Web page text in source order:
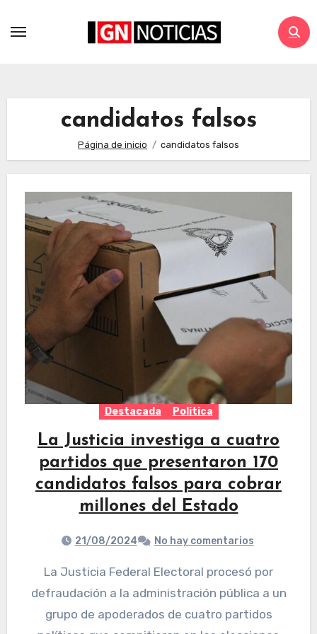
candidatos falsos
Página de inicio candidatos falsos
Destacada Politica
La Justicia investiga a cuatro
partidos que presentaron 170
candidatos falsos para cobrar
millones del Estado
21/08/2024 No hay comentarios
La Justicia Federal Electoral procesó por
defraudación a la administración pública a un
grupo de apoderados de cuatro partidos